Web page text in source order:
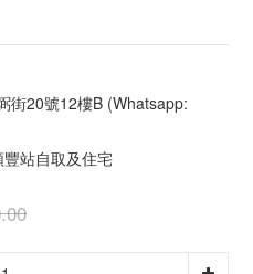
街20號12樓B (Whatsapp:
站自取及住宅